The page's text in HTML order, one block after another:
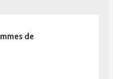
de